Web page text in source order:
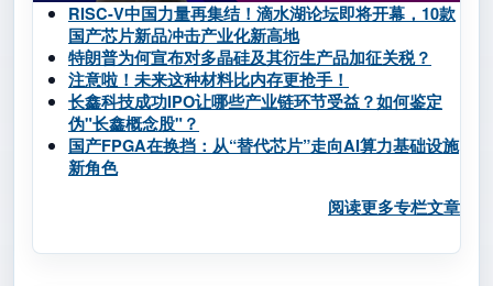
RISC-V中国力量再集结！滴水湖论坛即将开幕，10款
国产芯片新品冲击产业化新高地
特朗普为何宣布对多晶硅及其衍生产品加征关税？
注意啦！未来这种材料比内存更抢手！
长鑫科技成功IPO让哪些产业链环节受益？如何鉴定
伪"长鑫概念股"？
国产FPGA在换挡：从“替代芯片”走向AI算力基础设施
新角色
阅读更多专栏文章